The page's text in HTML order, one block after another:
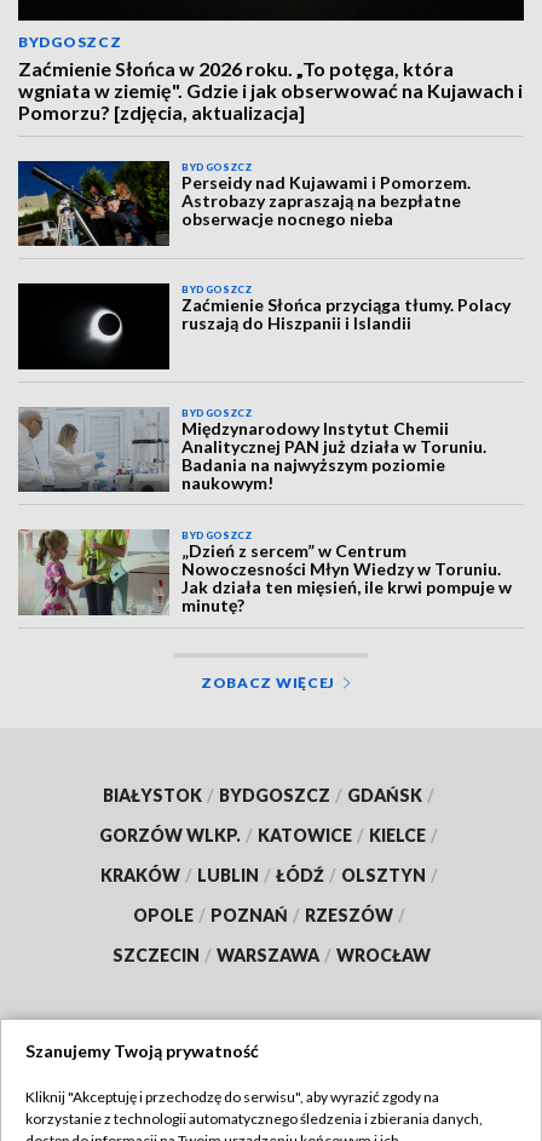
BYDGOSZCZ
Zaćmienie Słońca w 2026 roku. „To potęga, która
wgniata w ziemię". Gdzie i jak obserwować na Kujawach i
Pomorzu? [zdjęcia, aktualizacja]
BYDGOSZCZ
Perseidy nad Kujawami i Pomorzem.
Astrobazy zapraszają na bezpłatne
obserwacje nocnego nieba
BYDGOSZCZ
Zaćmienie Słońca przyciąga tłumy. Polacy
ruszają do Hiszpanii i Islandii
BYDGOSZCZ
Międzynarodowy Instytut Chemii
Analitycznej PAN już działa w Toruniu.
Badania na najwyższym poziomie
naukowym!
BYDGOSZCZ
„Dzień z sercem” w Centrum
Nowoczesności Młyn Wiedzy w Toruniu.
Jak działa ten mięsień, ile krwi pompuje w
minutę?
ZOBACZ WIĘCEJ
BIAŁYSTOK / BYDGOSZCZ / GDAŃSK /
GORZÓW WLKP. / KATOWICE / KIELCE /
KRAKÓW / LUBLIN / ŁÓDŹ / OLSZTYN /
OPOLE / POZNAŃ / RZESZÓW /
SZCZECIN / WARSZAWA / WROCŁAW
TVP
Szanujemy Twoją prywatność
Kliknij "Akceptuję i przechodzę do serwisu", aby wyrazić zgody na
korzystanie z technologii automatycznego śledzenia i zbierania danych,